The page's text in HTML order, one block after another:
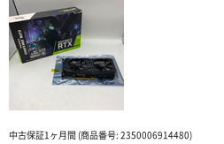
中古保証1ヶ月間 (商品番号: 2350006914480)